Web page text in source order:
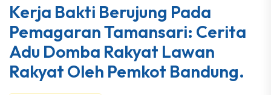
Kerja Bakti Berujung Pada
Pemagaran Tamansari: Cerita
Adu Domba Rakyat Lawan
Rakyat Oleh Pemkot Bandung.